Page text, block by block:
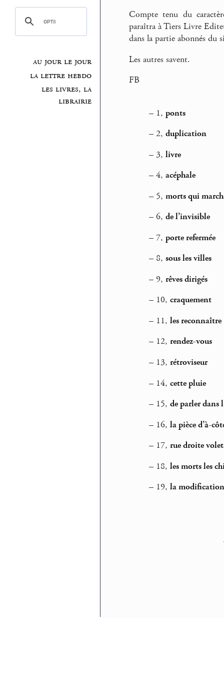
au jour le jour
la lettre hebdo
les livres, la
librairie
Compte tenu du
paraîtra à Tiers Livre
dans la partie abonnés du
Les autres savent.
FB
– 1, ponts
– 2, duplication
– 3, livre
– 4, acéphale
– 5, morts qui
– 6, de l’invisible
– 7, porte refermée
– 8, sous les villes
– 9, rêves dirigés
– 10, craquement
– 11, les reconnaître
– 12, rendez-vous
– 13, rétroviseur
– 14, cette pluie
– 15, de parler dans
– 16, la pièce d’à-
– 17, rue droite
– 18, les morts les
– 19, la modification